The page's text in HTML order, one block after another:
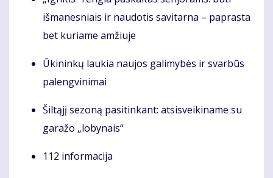
išmanesniais ir naudotis savitarna – paprasta
bet kuriame amžiuje
Ūkininkų laukia naujos galimybės ir svarbūs
palengvinimai
Šiltąjį sezoną pasitinkant: atsisveikiname su
garažo „lobynais“
112 informacija